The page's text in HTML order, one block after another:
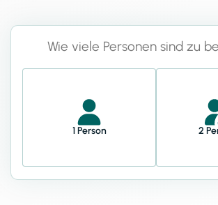
Wie viele Personen sind zu
1 Person 2